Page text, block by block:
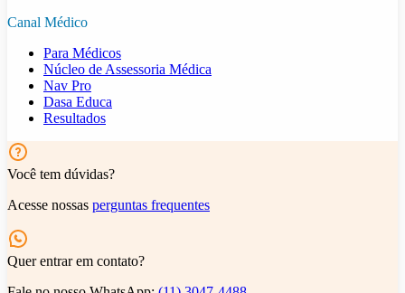
Canal Médico
Para Médicos
Núcleo de Assessoria Médica
Nav Pro
Dasa Educa
Resultados
Você tem dúvidas?
Acesse nossas perguntas frequentes
Quer entrar em contato?